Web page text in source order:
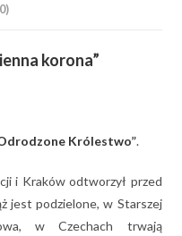
korona”
Królestwo”.
i Kraków odtworzył przed
jest podzielone, w Starszej
w Czechach trwają